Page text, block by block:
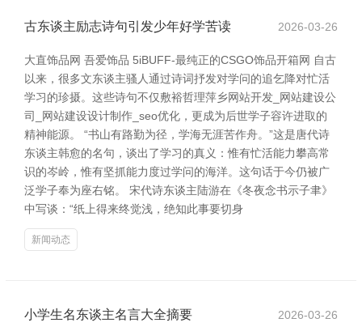
古东谈主励志诗句引发少年好学苦读 2026-03-26
大直饰品网 吾爱饰品 5iBUFF-最纯正的CSGO饰品开箱网 自古
以来，很多文东谈主骚人通过诗词抒发对学问的追乞降对忙活
学习的珍摄。这些诗句不仅敷裕哲理萍乡网站开发_网站建设公
司_网站建设设计制作_seo优化，更成为后世学子容许进取的
精神能源。 “书山有路勤为径，学海无涯苦作舟。”这是唐代诗
东谈主韩愈的名句，谈出了学习的真义：惟有忙活能力攀高常
识的岑岭，惟有坚抓能力度过学问的海洋。这句话于今仍被广
泛学子奉为座右铭。 宋代诗东谈主陆游在《冬夜念书示子聿》
中写谈：“纸上得来终觉浅，绝知此事要切身
新闻动态
小学生名东谈主名言大全摘要 2026-03-26